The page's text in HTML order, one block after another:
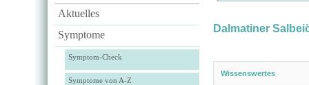
Aktuelles
Symptome
Symptom-Check
Symptome von A-Z
Dalmatiner
Wissenswertes